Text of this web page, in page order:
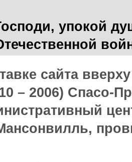
упокой
сайта
– 2006) Спасо-